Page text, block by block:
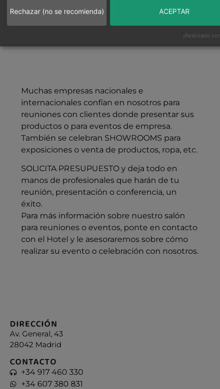
Muchas empresas nacionales e
internacionales confían en nosotros para
reuniones con clientes donde presentar sus
productos o para eventos de empresa.
También se celebran SHOWROOMS para
exposiciones o venta de productos, ropa, etc.
SOLICITA PRESUPUESTO y deja todo en
manos de profesionales que harán de tu
reunión, presentación o conferencia, un
éxito.
Para más información sobre nuestro salón
para reuniones o eventos, ponte en contacto
con el Hotel y le asesoraremos sobre cómo
realizar su evento o celebración con nosotros.
DIRECCIÓN
Av. General, 43
28042 Madrid
CONTACTO
+34 917 460 330
+34 607 380 831
Rechazar (no se recomienda) ACEPTAR
¡Realizado